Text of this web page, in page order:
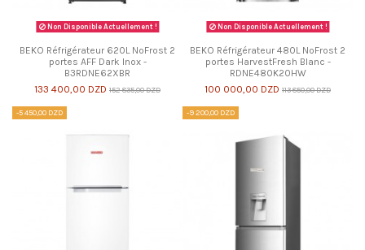
Non Disponible Actuellement !
BEKO Réfrigérateur 620L NoFrost 2
portes AFF Dark Inox -
B3RDNE62XBR
133 400,00 DZD 152 835,00 DZD
Non Disponible Actuellement !
BEKO Réfrigérateur 480L NoFrost 2
portes HarvestFresh Blanc -
RDNE480K20HW
100 000,00 DZD 113 850,00 DZD
-5 450,00 DZD -9 200,00 DZD